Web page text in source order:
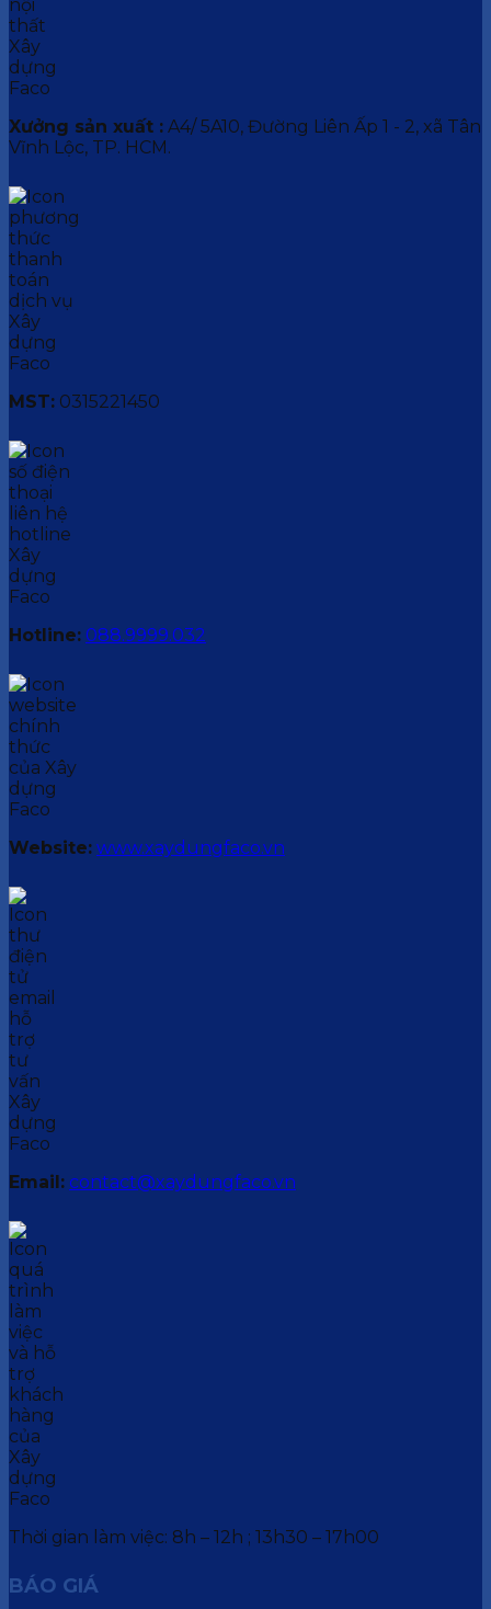
Xưởng sản xuất : A4/ 5A10, Đường Liên Ấp 1 - 2, xã Tân
Vĩnh Lộc, TP. HCM.
MST: 0315221450
Hotline: 088.9999.032
Website: www.xaydungfaco.vn
Email: contact@xaydungfaco.vn
Thời gian làm việc: 8h – 12h ; 13h30 – 17h00
BÁO GIÁ